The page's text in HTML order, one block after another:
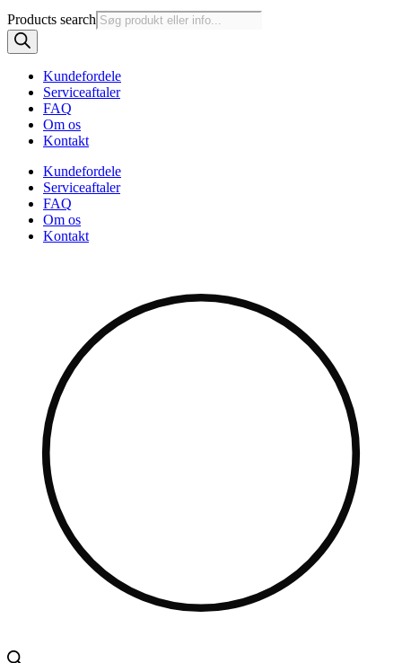
Products search
Kundefordele
Serviceaftaler
FAQ
Om os
Kontakt
Kundefordele
Serviceaftaler
FAQ
Om os
Kontakt